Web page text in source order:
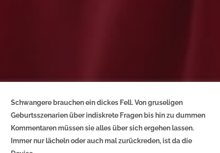
Schwangere brauchen ein dickes Fell. Von gruseligen
Geburtsszenarien über indiskrete Fragen bis hin zu dummen
Kommentaren müssen sie alles über sich ergehen lassen.
Immer nur lächeln oder auch mal zurückreden, ist da die